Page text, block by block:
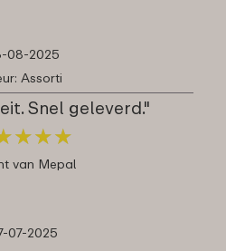
08-2025
Assorti
Snel geleverd."
★★★
★★★
van Mepal
07-2025